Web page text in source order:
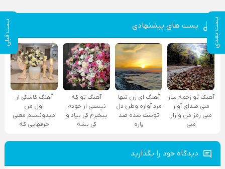
پست بعدی پست قبلی پست های پیشنهادی
آهنگ تو زخمه ساز
منی صدای آواز
منی رمز من و راز
منی
آهنگ ای زن تنها
مرد آواره وطن دل
توست شده صد
پاره
آهنگ تو که
نیستی از خودم
بیخبرم کی بیاد و
کی بشه
آهنگ کاشکی از
اول من
میدونستم معنی
حرفهایی که
دیدگاه خود را بگذارید